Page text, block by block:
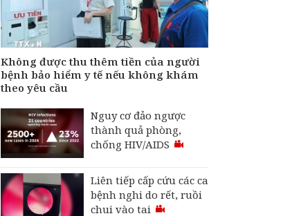
Không được thu thêm
tiền của người bệnh
bảo hiểm y tế nếu
không khám theo yêu
cầu
Hội chứng sợ "bỏ lỡ
không nhỏ đến đời
sống
Không được thu thêm tiền của người
bệnh bảo hiểm y tế nếu không khám
theo yêu cầu
Nguy cơ đảo ngược
thành quả phòng,
chống HIV/AIDS
Liên tiếp cấp cứu các ca
bệnh nghi do rết, ruồi
chui vào tai